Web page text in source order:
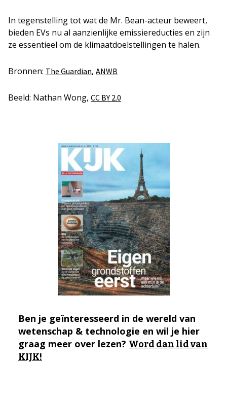
In tegenstelling tot wat de Mr. Bean-acteur beweert,
bieden EVs nu al aanzienlijke emissiereducties en zijn
ze essentieel om de klimaatdoelstellingen te halen.
Bronnen: The Guardian, ANWB
Beeld: Nathan Wong, CC BY 2.0
Ben je geïnteresseerd in de wereld van
wetenschap & technologie en wil je hier
graag meer over lezen? Word dan lid van
KIJK!